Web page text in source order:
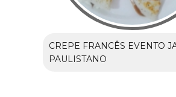
CREPE FRANCÊS EVENTO
PAULISTANO